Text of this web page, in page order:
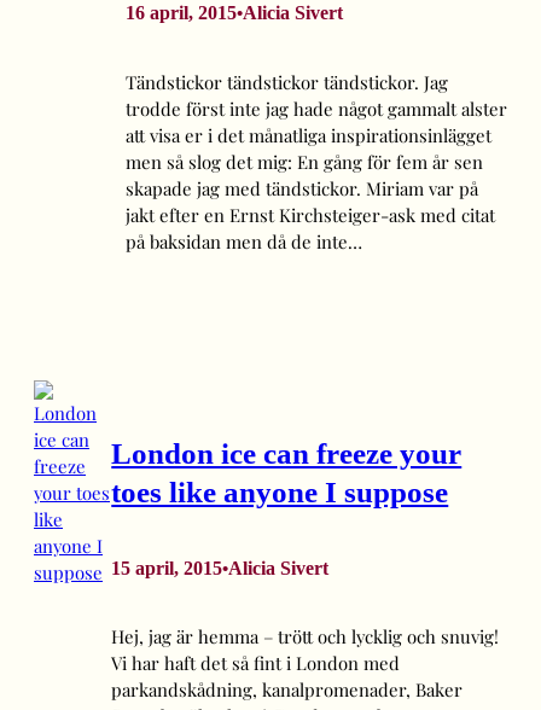
16 april, 2015•Alicia Sivert
Tändstickor tändstickor tändstickor. Jag
trodde först inte jag hade något gammalt alster
att visa er i det månatliga inspirationsinlägget
men så slog det mig: En gång för fem år sen
skapade jag med tändstickor. Miriam var på
jakt efter en Ernst Kirchsteiger-ask med citat
på baksidan men då de inte…
London ice can freeze your
toes like anyone I suppose
15 april, 2015•Alicia Sivert
Hej, jag är hemma – trött och lycklig och snuvig!
Vi har haft det så fint i London med
parkandskådning, kanalpromenader, Baker